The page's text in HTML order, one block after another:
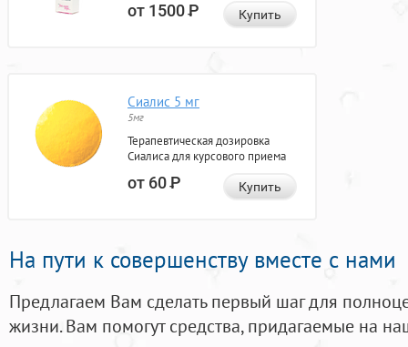
от 1500Р Купить
Сиалис 5 мг
5мг
Терапевтическая дозировка
Сиалиса для курсового приема
от 60Р Купить
На пути к совершенству вместе с нами
Предлагаем Вам сделать первый шаг для
жизни. Вам помогут средства, придагаемые на